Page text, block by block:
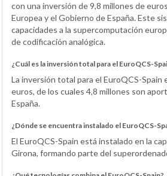
con una inversión de 9,8 millones de
Europea y el Gobierno de España. Este
capacidades a la supercomputación
de codificación analógica.
¿Cuál es la inversión total para el EuroQCS-
La inversión total para el EuroQCS-Spain
euros, de los cuales 4,8 millones son
España.
¿Dónde se encuentra instalado el EuroQCS-
El EuroQCS-Spain está instalado en la
Girona, formando parte del